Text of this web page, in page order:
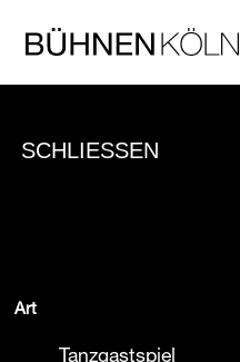
Hauptmenü
Bühnen Köln Startseite
SCHLIESSEN
Art
Tanzgastspiel